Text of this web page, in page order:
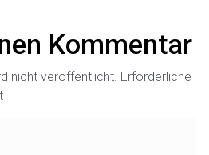
Kommentar
nicht veröffentlicht. Erforderliche